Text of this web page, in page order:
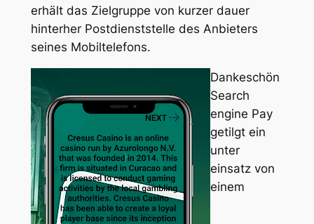
erhält das Zielgruppe von kurzer dauer
hinterher Postdienststelle des Anbieters
seines Mobiltelefons.
Dankeschön
Search
engine Pay
getilgt ein
unter
einsatz von
einem